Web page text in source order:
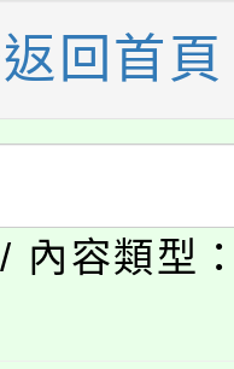
生輔導中心
參加。
短影音徵
。
年度學生
助參觀特色
計畫」
育部表揚
獻獎」
學年度第
甄選結果(
險知識
返回首頁
內容類型